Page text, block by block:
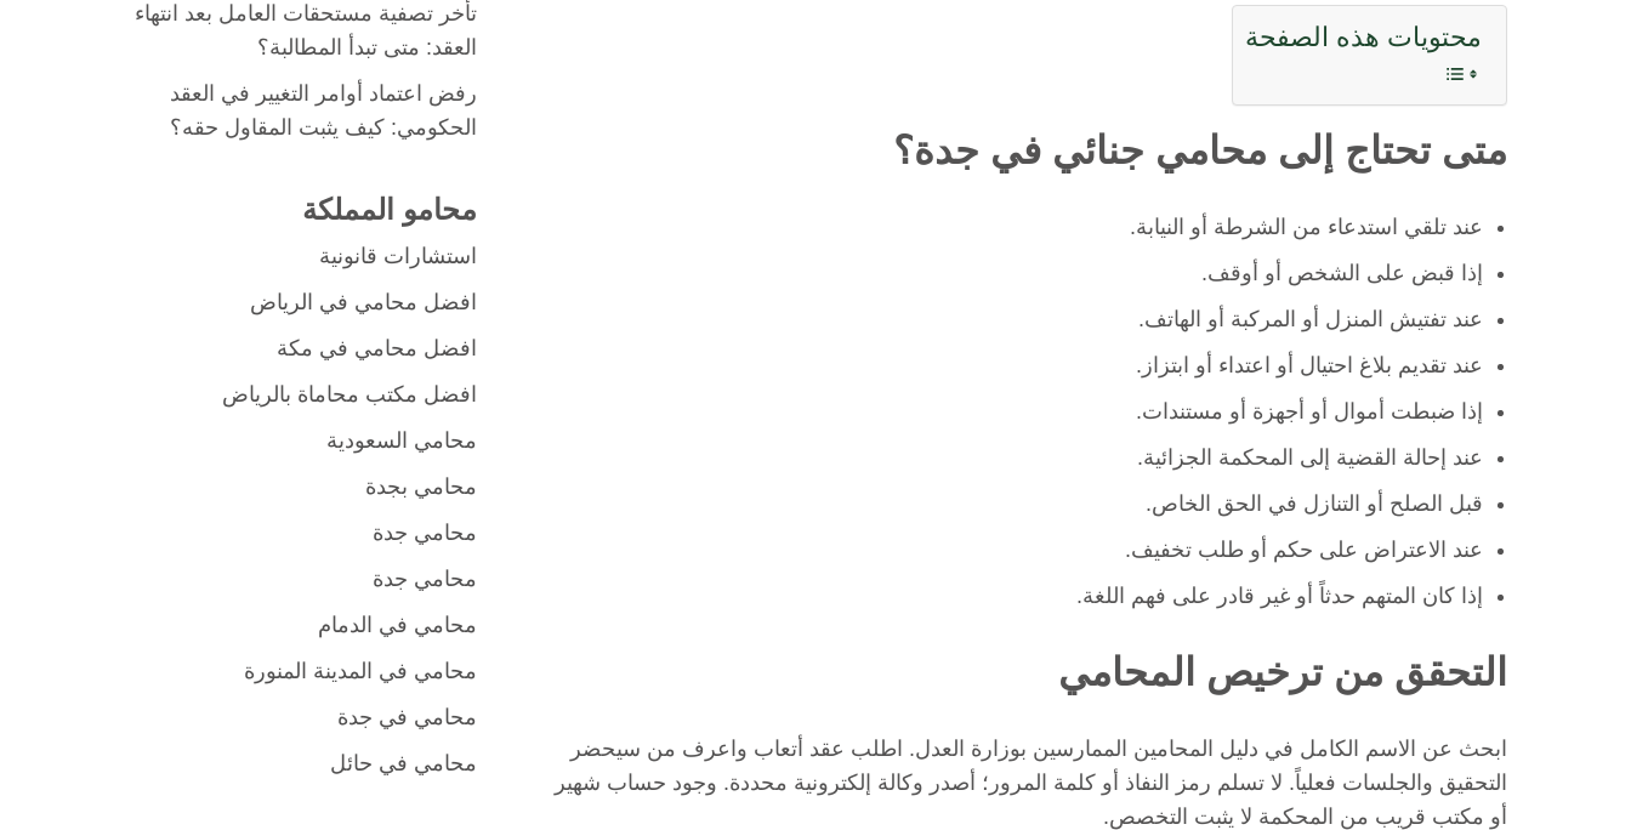
محتويات هذه الصفحة
متى تحتاج إلى محامي جنائي في جدة؟
عند تلقي استدعاء من الشرطة أو النيابة.
إذا قبض على الشخص أو أوقف.
عند تفتيش المنزل أو المركبة أو الهاتف.
عند تقديم بلاغ احتيال أو اعتداء أو ابتزاز.
إذا ضبطت أموال أو أجهزة أو مستندات.
عند إحالة القضية إلى المحكمة الجزائية.
قبل الصلح أو التنازل في الحق الخاص.
عند الاعتراض على حكم أو طلب تخفيف.
إذا كان المتهم حدثاً أو غير قادر على فهم اللغة.
التحقق من ترخيص المحامي
ابحث عن الاسم الكامل في دليل المحامين الممارسين بوزارة العدل. اطلب عقد أتعاب واعرف من سيحضر
التحقيق والجلسات فعلياً. لا تسلم رمز النفاذ أو كلمة المرور؛ أصدر وكالة إلكترونية محددة. وجود حساب شهير
أو مكتب قريب من المحكمة لا يثبت التخصص.
تأخر تصفية مستحقات العامل بعد انتهاء
العقد: متى تبدأ المطالبة؟
رفض اعتماد أوامر التغيير في العقد
الحكومي: كيف يثبت المقاول حقه؟
محامو المملكة
استشارات قانونية
افضل محامي في الرياض
افضل محامي في مكة
افضل مكتب محاماة بالرياض
محامي السعودية
محامي بجدة
محامي جدة
محامي جدة
محامي في الدمام
محامي في المدينة المنورة
محامي في جدة
محامي في حائل